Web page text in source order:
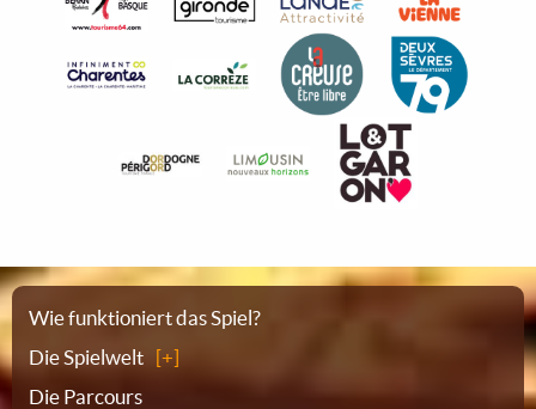
Sitemap
Wie funktioniert das Spiel?
Die Spielwelt
Die Parcours